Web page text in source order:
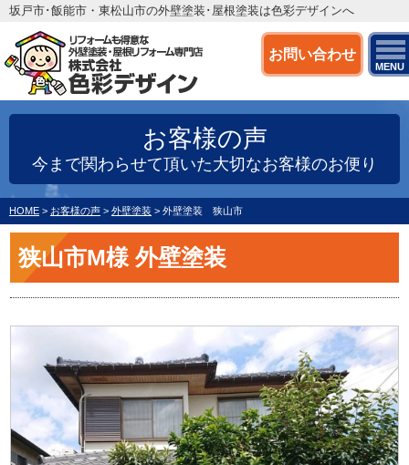
お問い合わせ
MENU
坂戸市･飯能市・東松山市の外壁塗装･屋根塗装は色彩デザインへ
お客様の声
今まで関わらせて頂いた大切なお客様のお便り
HOME > お客様の声 > 外壁塗装 > 外壁塗装 狭山市
狭山市M様 外壁塗装